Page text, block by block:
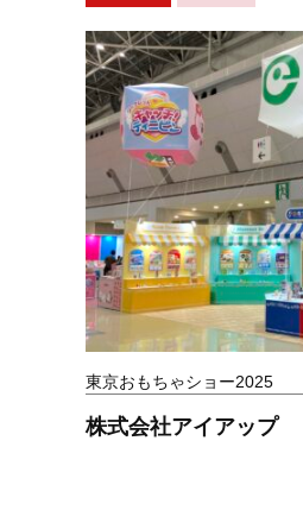
東京おもちゃショー2025
株式会社アイアップ